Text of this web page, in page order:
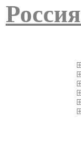
Россия